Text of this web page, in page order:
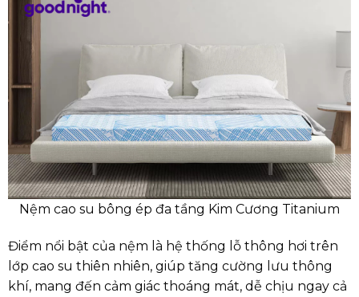
Nệm cao su bông ép đa tầng Kim Cương Titanium
Điểm nổi bật của nệm là hệ thống lỗ thông hơi trên
lớp cao su thiên nhiên, giúp tăng cường lưu thông
khí, mang đến cảm giác thoáng mát, dễ chịu ngay cả